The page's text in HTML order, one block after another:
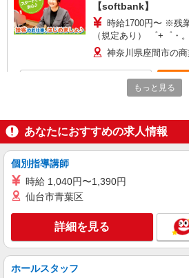
【softbank】
時給1700円〜 ※残
（規定あり） ゜+゜・。○。・゜+゜・。○。・゜
+゜ 入社祝い金10万円支給(規定
頂くと, インセンティブ支給(
い・週払い可能（規程
+゜・。○。・゜+゜
神奈川県座間市の
ソフトバンクイオンモール座間店
【店長職】ソフトバ
月給 260,000円 〜
ヶ月 月給25万円以上 ※経
期間】月給 260000 円
■ソフトバンクイ
座間市 広野台2丁目
キープ
もっと見る
あなたにおすすめの求人情報
個別指導講師
時給 1,040円〜1,390円
仙台市青葉区
詳細を見る
ホールスタッフ